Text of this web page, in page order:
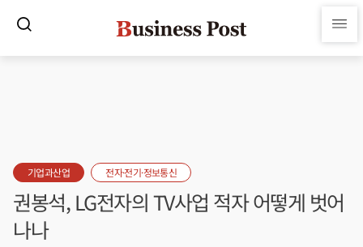
기업과산업 전자·전기·정보통신
권봉석, LG전자의 TV사업 적자 어떻게 벗어
나나